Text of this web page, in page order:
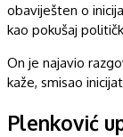
obaviješten o
kao pokušaj
On je najavio
kaže, smisao
Plenković